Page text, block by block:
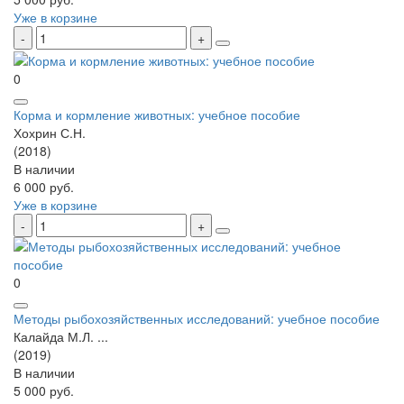
Уже в корзине
0
Корма и кормление животных: учебное пособие
Хохрин С.Н.
(2018)
В наличии
6 000 руб.
Уже в корзине
0
Методы рыбохозяйственных исследований: учебное пособие
Калайда М.Л. ...
(2019)
В наличии
5 000 руб.